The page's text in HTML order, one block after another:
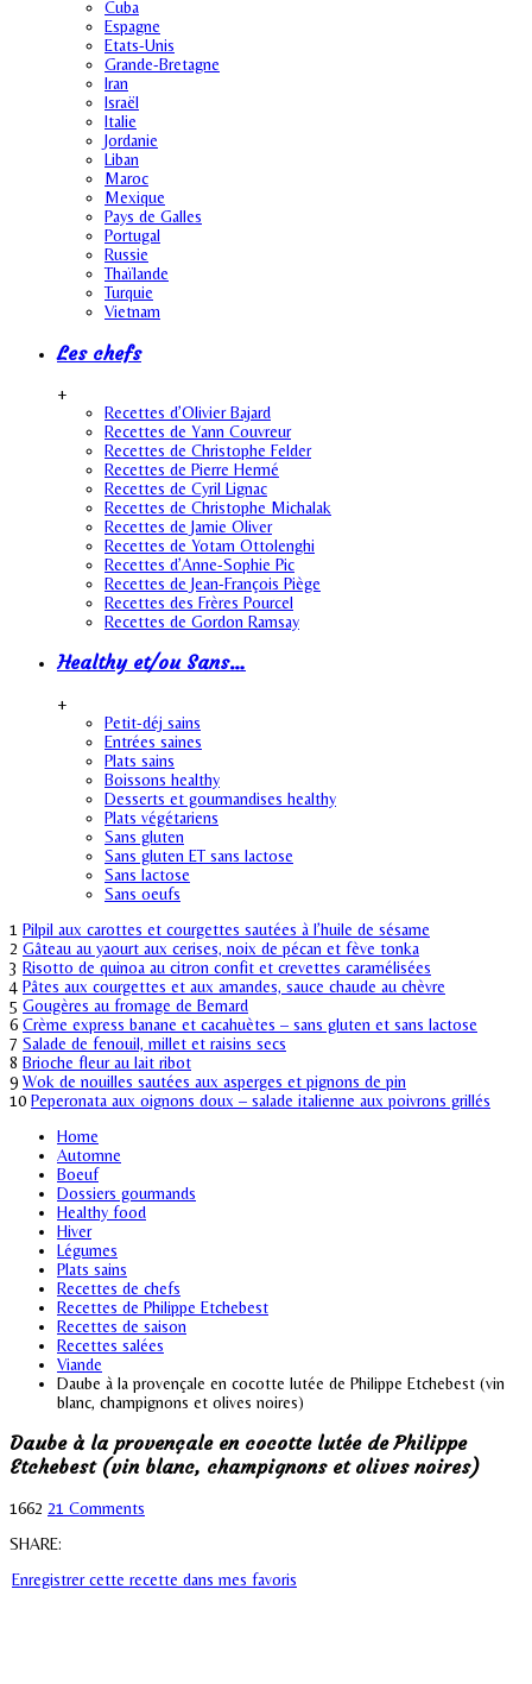
Cuba
Espagne
Etats-Unis
Grande-Bretagne
Iran
Israël
Italie
Jordanie
Liban
Maroc
Mexique
Pays de Galles
Portugal
Russie
Thaïlande
Turquie
Vietnam
Les chefs
+
Recettes d’Olivier Bajard
Recettes de Yann Couvreur
Recettes de Christophe Felder
Recettes de Pierre Hermé
Recettes de Cyril Lignac
Recettes de Christophe Michalak
Recettes de Jamie Oliver
Recettes de Yotam Ottolenghi
Recettes d’Anne-Sophie Pic
Recettes de Jean-François Piège
Recettes des Frères Pourcel
Recettes de Gordon Ramsay
Healthy et/ou Sans…
+
Petit-déj sains
Entrées saines
Plats sains
Boissons healthy
Desserts et gourmandises healthy
Plats végétariens
Sans gluten
Sans gluten ET sans lactose
Sans lactose
Sans oeufs
1 Pilpil aux carottes et courgettes sautées à l’huile de sésame
2 Gâteau au yaourt aux cerises, noix de pécan et fève tonka
3 Risotto de quinoa au citron confit et crevettes caramélisées
4 Pâtes aux courgettes et aux amandes, sauce chaude au chèvre
5 Gougères au fromage de Bernard
6 Crème express banane et cacahuètes – sans gluten et sans lactose
7 Salade de fenouil, millet et raisins secs
8 Brioche fleur au lait ribot
9 Wok de nouilles sautées aux asperges et pignons de pin
10 Peperonata aux oignons doux – salade italienne aux poivrons grillés
Home
Automne
Boeuf
Dossiers gourmands
Healthy food
Hiver
Légumes
Plats sains
Recettes de chefs
Recettes de Philippe Etchebest
Recettes de saison
Recettes salées
Viande
Daube à la provençale en cocotte lutée de Philippe Etchebest (vin
blanc, champignons et olives noires)
Daube à la provençale en cocotte lutée de Philippe
Etchebest (vin blanc, champignons et olives noires)
1662 21 Comments
SHARE:
Enregistrer cette recette dans mes favoris